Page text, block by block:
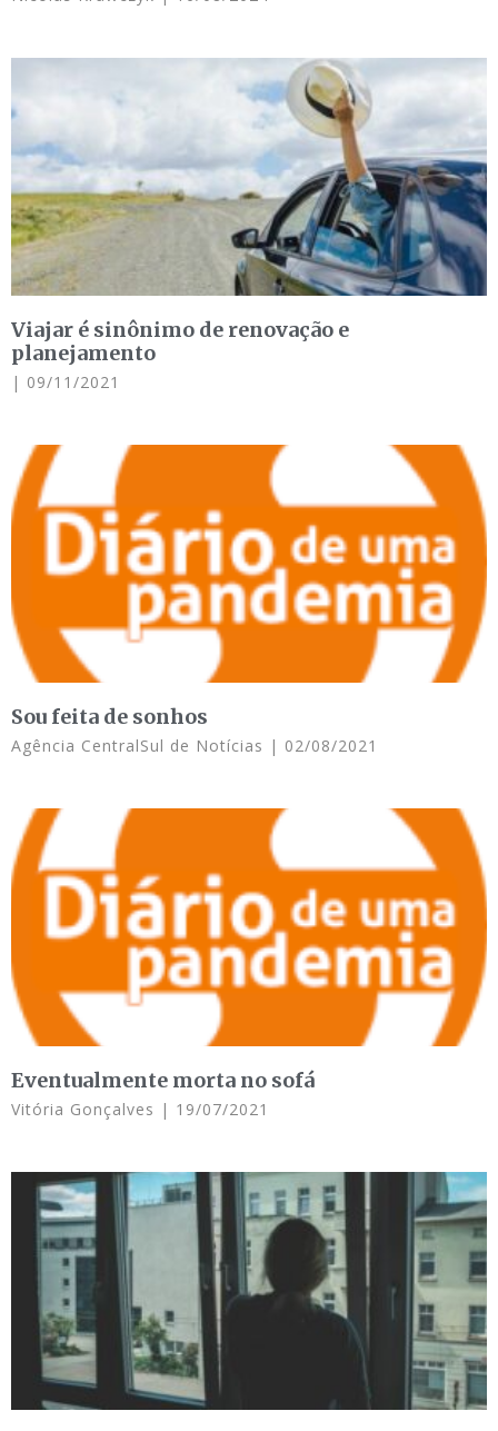
Viajar é sinônimo de renovação e
planejamento
09/11/2021
Sou feita de sonhos
Agência CentralSul de Notícias 02/08/2021
Eventualmente morta no sofá
Vitória Gonçalves 19/07/2021